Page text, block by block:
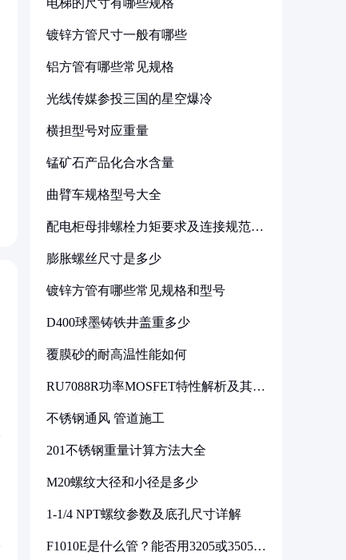
电梯的尺寸有哪些规格
镀锌方管尺寸一般有哪些
铝方管有哪些常见规格
光线传媒参投三国的星空爆冷
横担型号对应重量
锰矿石产品化合水含量
曲臂车规格型号大全
配电柜母排螺栓力矩要求及连接规范详
膨胀螺丝尺寸是多少
镀锌方管有哪些常见规格和型号
D400球墨铸铁井盖重多少
覆膜砂的耐高温性能如何
RU7088R功率MOSFET特性解析及其在
不锈钢通风 管道施工
201不锈钢重量计算方法大全
M20螺纹大径和小径是多少
1-1/4 NPT螺纹参数及底孔尺寸详解
F1010E是什么管？能否用3205或3505代